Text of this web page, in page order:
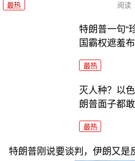
最热 阅读
特朗普一句“
国霸权遮羞布
最热
灭人种？以
朗普面子都敢
最热
特朗普刚说要谈判，伊朗又是